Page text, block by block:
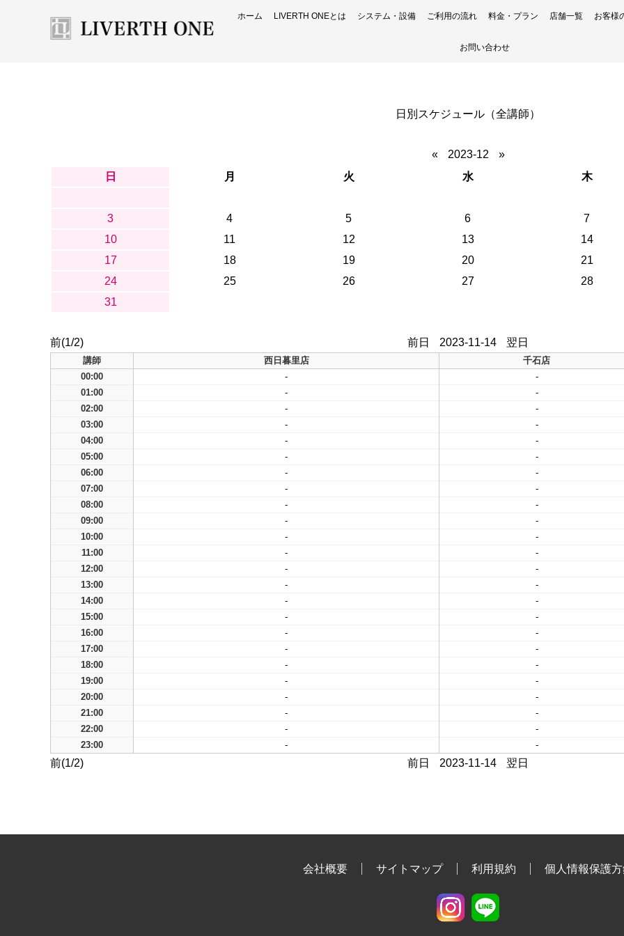
ホーム LIVERTH ONEとは システム・設備 ご利用の流れ 料金・プラン 店舗一覧 お客様
お問い合わせ
日別スケジュール（全講師）
« 2023-12 »
日 月 火 水 木
3
4 5 6 7
10
11 12 13 14
17
18 19 20 21
24
25 26 27 28
31
前(1/2) 前日 2023-11-14 翌日
講師 西日暮里店 千石店
00:00
- -
01:00
- -
02:00
- -
03:00
- -
04:00
- -
05:00
- -
06:00
- -
07:00
- -
08:00
- -
09:00
- -
10:00
- -
11:00
- -
12:00
- -
13:00
- -
14:00
- -
15:00
- -
16:00
- -
17:00
- -
18:00
- -
19:00
- -
20:00
- -
21:00
- -
22:00
- -
23:00
- -
前(1/2) 前日 2023-11-14 翌日
会社概要 サイトマップ 利用規約 個人情報保護